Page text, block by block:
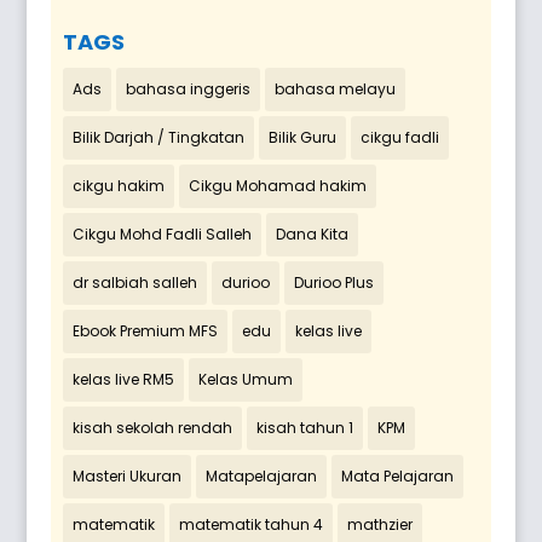
TAGS
Ads bahasa inggeris bahasa melayu
Bilik Darjah / Tingkatan Bilik Guru cikgu fadli
cikgu hakim Cikgu Mohamad hakim
Cikgu Mohd Fadli Salleh Dana Kita
dr salbiah salleh durioo Durioo Plus
Ebook Premium MFS edu kelas live
kelas live RM5 Kelas Umum
kisah sekolah rendah kisah tahun 1 KPM
Masteri Ukuran Matapelajaran Mata Pelajaran
matematik matematik tahun 4 mathzier